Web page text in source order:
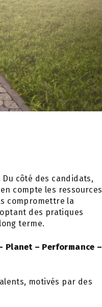
côté des candidats,
compte les ressources
compromettre la
des pratiques
terme.
Planet – Performance –
motivés par des